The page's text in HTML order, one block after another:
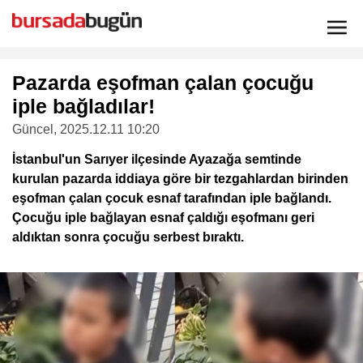
Pazarda eşofman çalan çocuğu
iple bağladılar!
Güncel , 2025.12.11 10:20
İstanbul'un Sarıyer ilçesinde Ayazağa semtinde
kurulan pazarda iddiaya göre bir tezgahlardan birinden
eşofman çalan çocuk esnaf tarafından iple bağlandı.
Çocuğu iple bağlayan esnaf çaldığı eşofmanı geri
aldıktan sonra çocuğu serbest bıraktı.